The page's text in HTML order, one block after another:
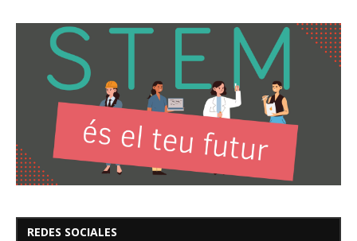
REDES SOCIALES